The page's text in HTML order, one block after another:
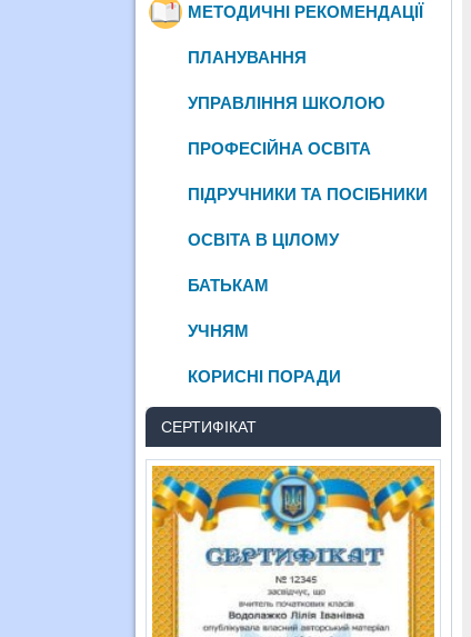
МЕТОДИЧНІ РЕКОМЕНДАЦІЇ
ПЛАНУВАННЯ
УПРАВЛІННЯ ШКОЛОЮ
ПРОФЕСІЙНА ОСВІТА
ПІДРУЧНИКИ ТА ПОСІБНИКИ
ОСВІТА В ЦІЛОМУ
БАТЬКАМ
УЧНЯМ
КОРИСНІ ПОРАДИ
СЕРТИФІКАТ